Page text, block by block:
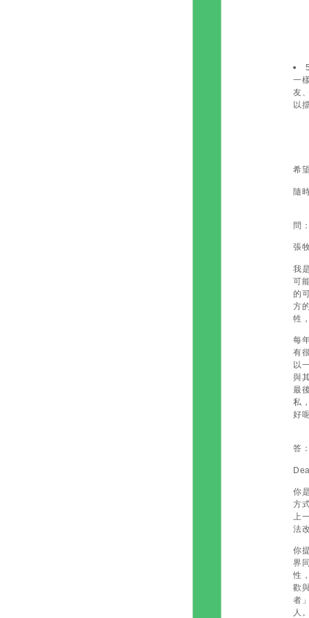
一
友
以
希
隨
問
張
我
可
的
方
牲
每
有
以
與
最
私
好
答
你
方
上
法
你
界
性
歡
者
人。